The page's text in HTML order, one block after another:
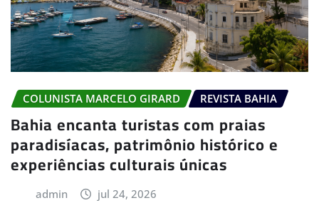
COLUNISTA MARCELO GIRARD REVISTA BAHIA
Bahia encanta turistas com praias
paradisíacas, patrimônio histórico e
experiências culturais únicas
admin jul 24, 2026